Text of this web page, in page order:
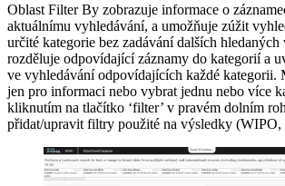
Oblast Filter By zobrazuje informace o
aktuálnímu vyhledávání, a umožňuje zúžit
určité kategorie bez zadávání dalších
rozděluje odpovídající záznamy do kategorií a
ve vyhledávání odpovídajících každé kategorii.
jen pro informaci nebo vybrat jednu nebo více
kliknutím na tlačítko ‘filter’ v pravém dolním
přidat/upravit filtry použité na výsledky (WIPO,